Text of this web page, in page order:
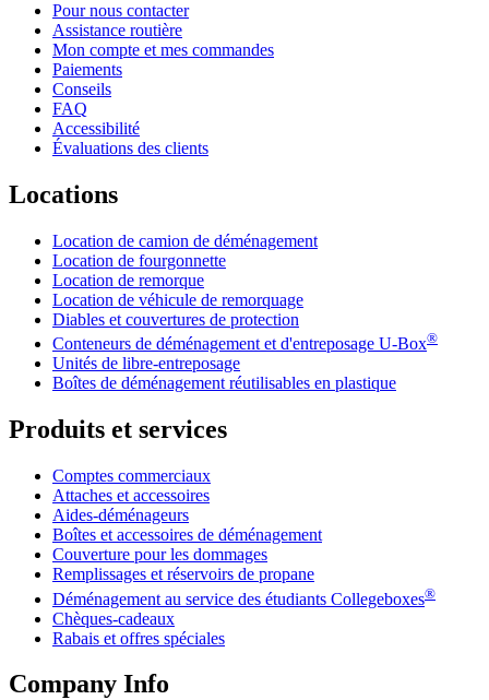
Pour nous contacter
Assistance routière
Mon compte et mes commandes
Paiements
Conseils
FAQ
Accessibilité
Évaluations des clients
Locations
Location de camion de déménagement
Location de fourgonnette
Location de remorque
Location de véhicule de remorquage
Diables et couvertures de protection
Conteneurs de déménagement et d'entreposage U-Box®
Unités de libre-entreposage
Boîtes de déménagement réutilisables en plastique
Produits et services
Comptes commerciaux
Attaches et accessoires
Aides-déménageurs
Boîtes et accessoires de déménagement
Couverture pour les dommages
Remplissages et réservoirs de propane
Déménagement au service des étudiants Collegeboxes®
Chèques-cadeaux
Rabais et offres spéciales
Company Info